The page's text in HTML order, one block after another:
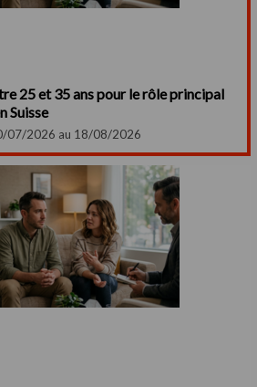
25 et 35 ans pour le rôle principal
Suisse
07/2026 au 18/08/2026